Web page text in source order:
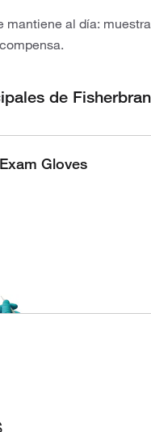
mantiene al día:
de
Exam Gloves